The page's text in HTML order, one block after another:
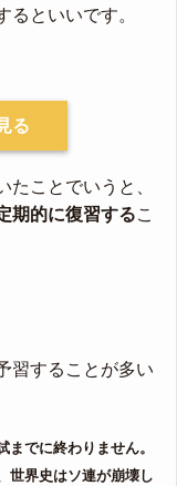
るといいです。
る
ことでいうと、
期的に復習するこ
習することが多い
までに終わりません。
世界史はソ連が崩壊し